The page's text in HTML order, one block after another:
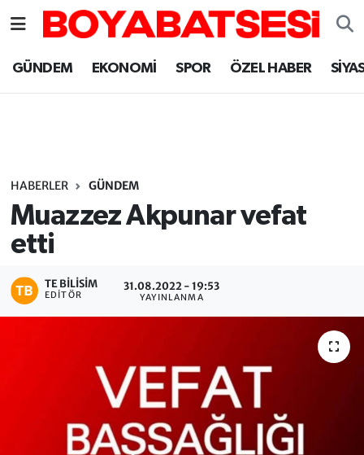
GÜNDEM EKONOMİ SPOR ÖZEL HABER
HABERLER GÜNDEM
Muazzez Akpunar vefat
etti
TE BILISIM
EDITÖR
31.08.2022 - 19:53
YAYINLANMA
Sinop Nöbetçi Eczaneler
Sinop Trafik Yoğunluk Haritası
Süper Lig Puan Durumu ve Fikstür